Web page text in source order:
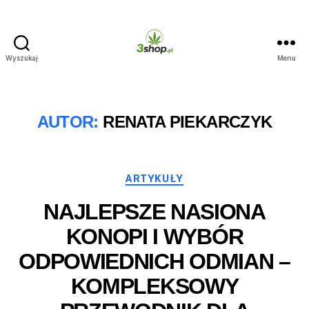
Wyszukaj Menu
AUTOR: RENATA PIEKARCZYK
Kategorie
ARTYKUŁY
NAJLEPSZE NASIONA
KONOPI I WYBÓR
ODPOWIEDNICH ODMIAN –
KOMPLEKSOWY